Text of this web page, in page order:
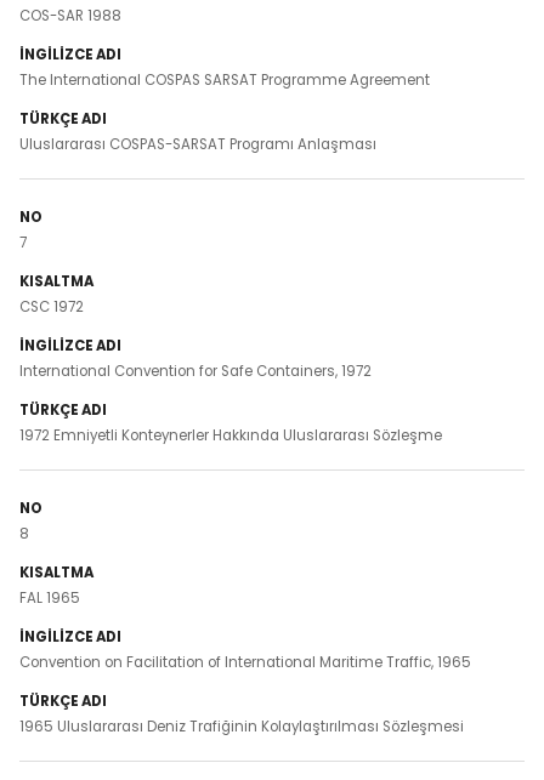
COS-SAR 1988
The International COSPAS SARSAT Programme Agreement
Uluslararası COSPAS-SARSAT Programı Anlaşması
7
CSC 1972
International Convention for Safe Containers, 1972
1972 Emniyetli Konteynerler Hakkında Uluslararası Sözleşme
8
FAL 1965
Convention on Facilitation of International Maritime Traffic, 1965
1965 Uluslararası Deniz Trafiğinin Kolaylaştırılması Sözleşmesi